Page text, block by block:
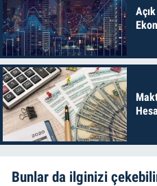
Bunlar da ilginizi